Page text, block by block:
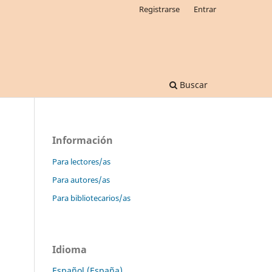
Buscar
Registrarse Entrar
Información
Para lectores/as
Para autores/as
Para bibliotecarios/as
Idioma